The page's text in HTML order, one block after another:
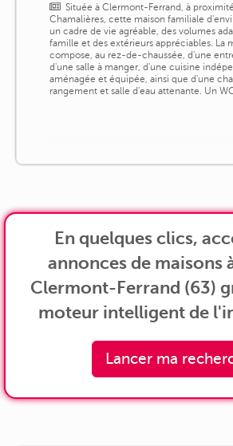
Située à Clermont-Ferrand, à
Chamalières, cette maison familiale
un cadre de vie agréable, des volumes
famille et des extérieurs appréciables. La
compose, au rez-de-chaussée, d'une
d'une salle à manger, d'une cuisine
aménagée et équipée, ainsi que d'une
rangement et salle d'eau attenante. Un
En quelques clics,
annonces de maisons
Clermont-Ferrand (63)
moteur intelligent de
Lancer ma